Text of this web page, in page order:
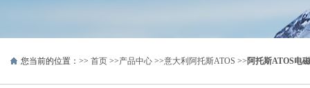
您当前的位置：>> 首页 >>产品中心 >>意大利阿托斯ATOS >> 阿托斯ATOS电